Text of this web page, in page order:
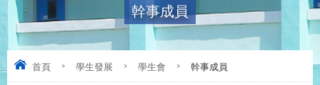
幹事成員
首頁 > 學生發展 > 學生會 > 幹事成員